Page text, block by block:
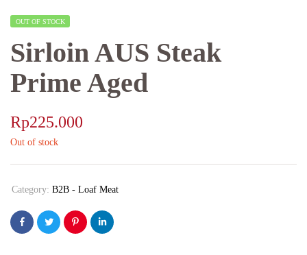
OUT OF STOCK
Sirloin AUS Steak
Prime Aged
Rp225.000
Out of stock
Category: B2B - Loaf Meat